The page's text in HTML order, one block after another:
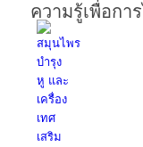
ความรู้เพื่อกา